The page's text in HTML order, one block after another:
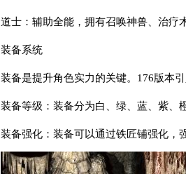
道士：辅助全能，拥有召唤神兽、治疗
装备系统
装备是提升角色实力的关键。176版本
装备等级：装备分为白、绿、蓝、紫、
装备强化：装备可以通过铁匠铺强化，